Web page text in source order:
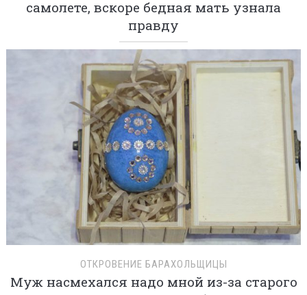
самолете, вскоре бедная мать узнала
правду
ОТКРОВЕНИЕ БАРАХОЛЬЩИЦЫ
Муж насмехался надо мной из-за старого